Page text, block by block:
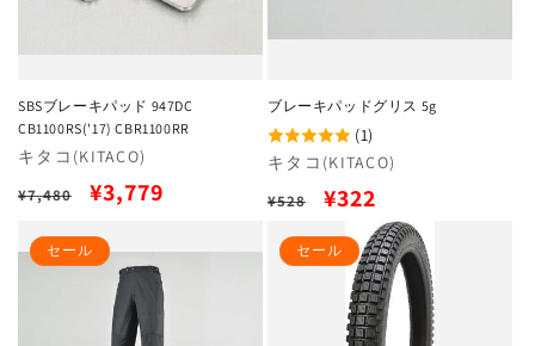
SBSブレーキパッド 947DC
CB1100RS('17) CBR1100RR
販
元:
キタコ(KITACO)
通
価
¥7,480
セ
ル
格
¥3,779
ブレーキパッドグリス 5g
(1)
販
元:
キタコ(KITACO)
通
常
価
¥528
セ
ー
ル
¥322
セール セール